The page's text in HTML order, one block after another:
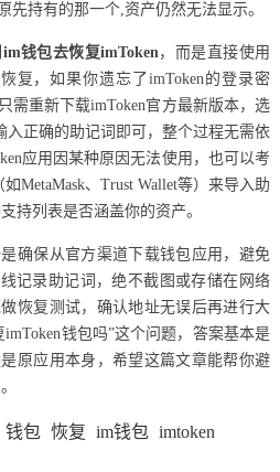
先持有的那一个,资产仍然无法显示。
钱包去恢复imToken，而是直接使用
复，如果你遗忘了imToken的登录密
需重新下载imToken官方最新版本，选
入正确的助记词即可，整个过程无需依
应用因某种原因无法使用，也可以考
MetaMask、Trust Wallet等）来导入助
持列表是否涵盖你的资产。
确保从官方渠道下载钱包应用，避免
记录助记词，绝不截图或存储在网络
恢复测试，确认地址无误后再进行大
钱包吗”这个问题，答案基本是
原应用本身，希望这篇文章能帮你避
钱包 恢复 im钱包 imtoken